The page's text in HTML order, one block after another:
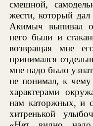
смешной,
жести, который
Акимыч выпивал
него были и
возвращая мне
принимался
мне надо было
не понимал, к чему
характерами
нам каторжных, и
хитренькой